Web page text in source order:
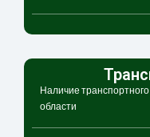
Наличие
области